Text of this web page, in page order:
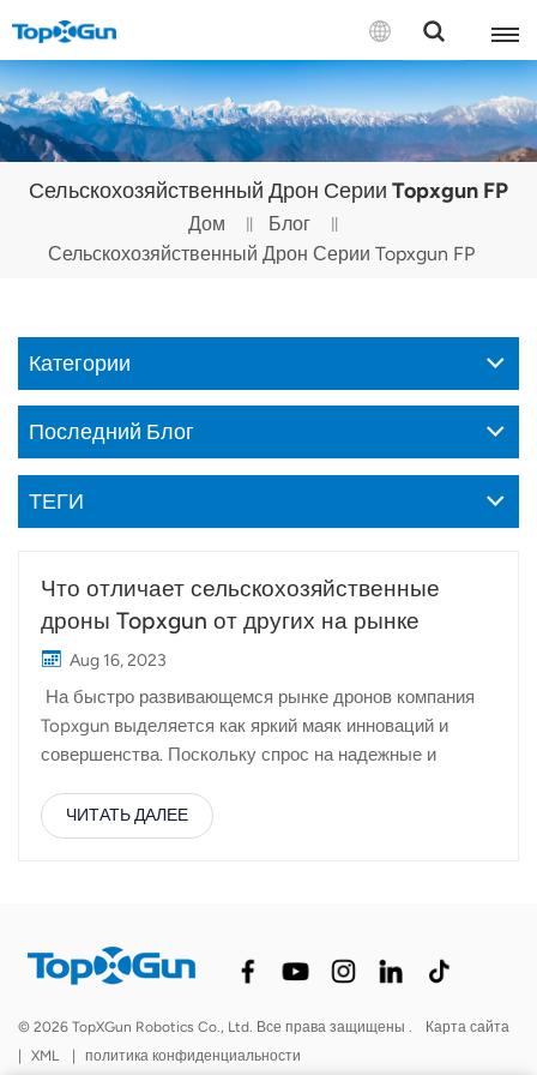
СВЯЗАТЬСЯ С НАМИ
English
Español
Русский
Tiếng Việt
Сельскохозяйственный Дрон Серии Topxgun FP
Дом
Блог
Сельскохозяйственный Дрон Серии Topxgun FP
Категории
Последний Блог
ТЕГИ
Что отличает сельскохозяйственные
дроны Topxgun от других на рынке
Aug 16, 2023
На быстро развивающемся рынке дронов компания
Topxgun выделяется как яркий маяк инноваций и
совершенства. Поскольку спрос на надежные и
крайне важно понимать, что отличает дроны Topxgun
от конкурентов. В этой статье мы углубимся в
технологиям. Topxgun постоянно расширяет границы
инноваций, внедряя последние достижения в области
останется в авангарде отрасли. От самых
ЧИТАТЬ ДАЛЕЕ
© 2026 TopXGun Robotics Co., Ltd. Все права защищены .
Карта сайта
|
XML | политика конфиденциальности